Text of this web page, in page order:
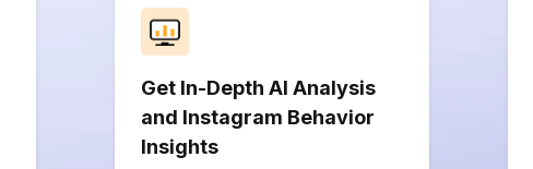
Get In-Depth AI Analysis
and Instagram Behavior
Insights